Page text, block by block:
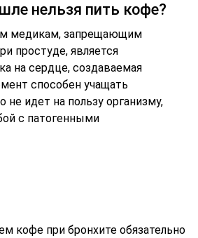
нельзя пить кофе?
медикам, запрещающим
простуде, является
на сердце, создаваемая
способен учащать
не идет на пользу организму,
с патогенными
кофе при бронхите обязательно